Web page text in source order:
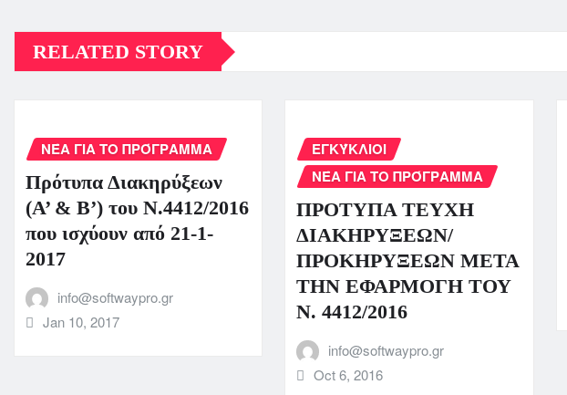
RELATED STORY
ΝΈΑ ΓΙΑ ΤΟ ΠΡΌΓΡΑΜΜΑ
Πρότυπα Διακηρύξεων
(Α’ & Β’) του Ν.4412/2016
που ισχύουν από 21-1-
2017
info@softwaypro.gr
Jan 10, 2017
ΕΓΚΎΚΛΙΟΙ
ΝΈΑ ΓΙΑ ΤΟ ΠΡΌΓΡΑΜΜΑ
ΠΡΟΤΥΠΑ ΤΕΥΧΗ
ΔΙΑΚΗΡΥΞΕΩΝ/
ΠΡΟΚΗΡΥΞΕΩΝ ΜΕΤΑ
ΤΗΝ ΕΦΑΡΜΟΓΗ ΤΟΥ
Ν. 4412/2016
info@softwaypro.gr
Oct 6, 2016